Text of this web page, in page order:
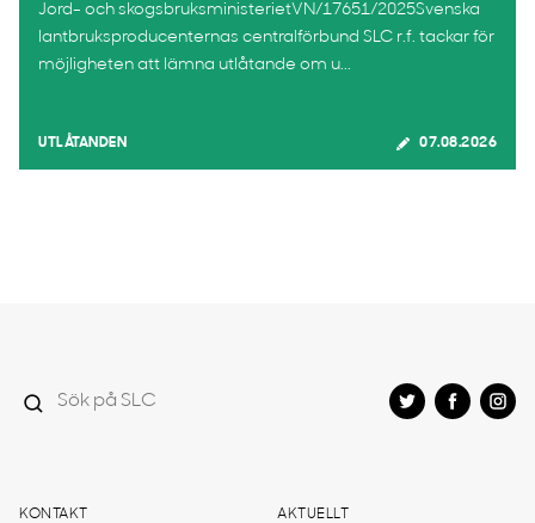
Jord- och skogsbruksministerietVN/17651/2025Svenska
lantbruksproducenternas centralförbund SLC r.f. tackar för
möjligheten att lämna utlåtande om u...
UTLÅTANDEN 07.08.2026
KONTAKT AKTUELLT